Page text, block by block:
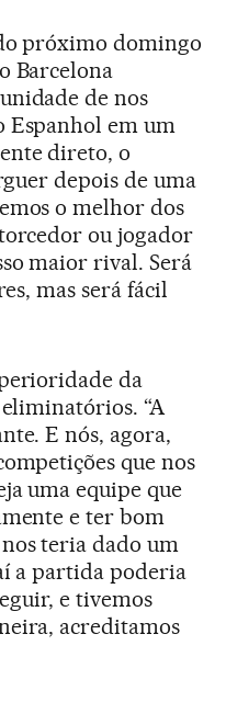
próximo domingo
Barcelona
de nos
em um
direto, o
depois de uma
o melhor dos
ou jogador
maior rival. Será
mas será fácil
da
“A
E nós, agora,
que nos
uma equipe que
e ter bom
teria dado um
a partida poderia
e tivemos
acreditamos